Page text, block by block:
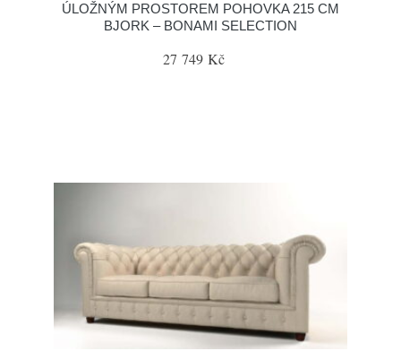
ÚLOŽNÝM PROSTOREM POHOVKA 215 CM
BJORK – BONAMI SELECTION
27 749 Kč